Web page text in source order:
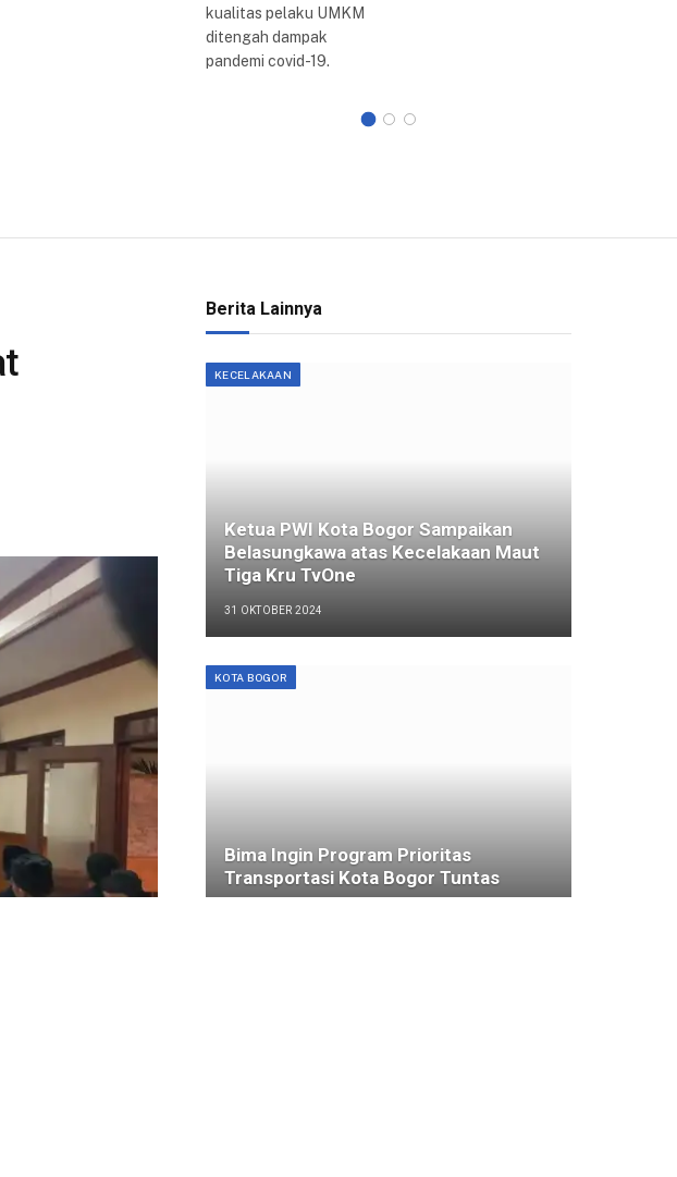
kualitas pelaku UMKM
ditengah dampak
pandemi covid-19.
Berita Lainnya
KECELAKAAN
Ketua PWI Kota Bogor Sampaikan
Belasungkawa atas Kecelakaan Maut
Tiga Kru TvOne
31 OKTOBER 2024
KOTA BOGOR
Bima Ingin Program Prioritas
Transportasi Kota Bogor Tuntas